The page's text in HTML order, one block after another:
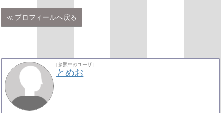
プロフィールへ戻る
[参照中のユーザ]
とめお